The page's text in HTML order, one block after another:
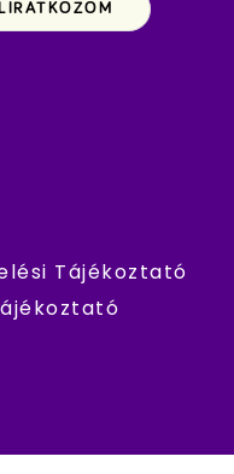
Tájékoztató